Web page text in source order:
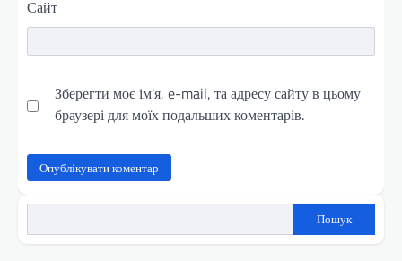
Сайт
Зберегти моє ім'я, e-mail, та адресу сайту в цьому
браузері для моїх подальших коментарів.
Пошук